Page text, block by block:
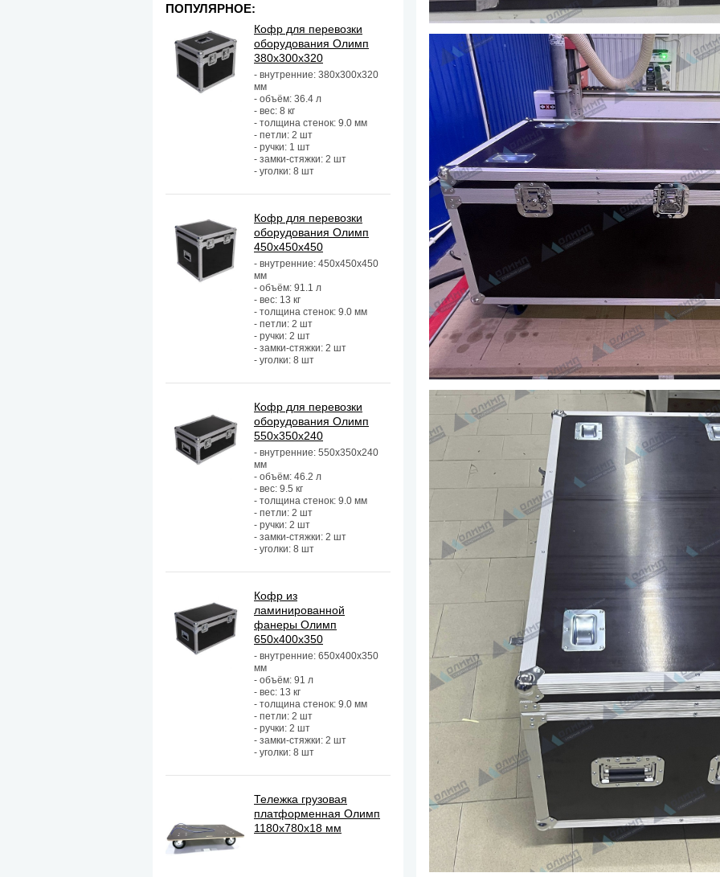
ПОПУЛЯРНОЕ:
Кофр для перевозки
оборудования Олимп
380х300х320
- внутренние: 380х300х320
мм
- объём: 36.4 л
- вес: 8 кг
- толщина стенок: 9.0 мм
- петли: 2 шт
- ручки: 1 шт
- замки-стяжки: 2 шт
- уголки: 8 шт
Кофр для перевозки
оборудования Олимп
450х450х450
- внутренние: 450х450х450
мм
- объём: 91.1 л
- вес: 13 кг
- толщина стенок: 9.0 мм
- петли: 2 шт
- ручки: 2 шт
- замки-стяжки: 2 шт
- уголки: 8 шт
Кофр для перевозки
оборудования Олимп
550х350х240
- внутренние: 550х350х240
мм
- объём: 46.2 л
- вес: 9.5 кг
- толщина стенок: 9.0 мм
- петли: 2 шт
- ручки: 2 шт
- замки-стяжки: 2 шт
- уголки: 8 шт
Кофр из
ламинированной
фанеры Олимп
650х400х350
- внутренние: 650х400х350
мм
- объём: 91 л
- вес: 13 кг
- толщина стенок: 9.0 мм
- петли: 2 шт
- ручки: 2 шт
- замки-стяжки: 2 шт
- уголки: 8 шт
Тележка грузовая
платформенная Олимп
1180х780х18 мм